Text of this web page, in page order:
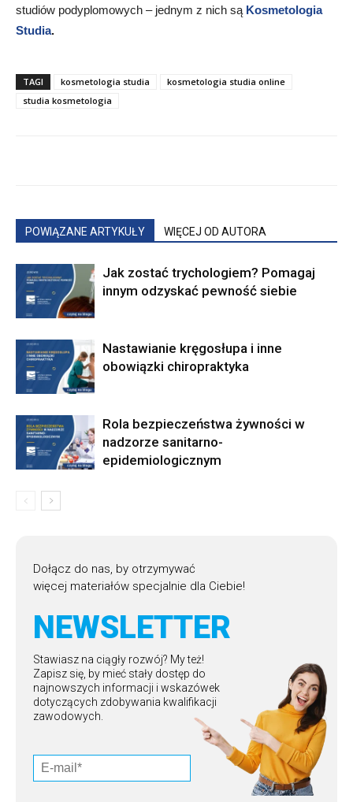
studiów podyplomowych – jednym z nich są Kosmetologia
Studia.
TAGI kosmetologia studia
kosmetologia studia online
studia kosmetologia
POWIĄZANE ARTYKUŁY WIĘCEJ OD AUTORA
Jak zostać trychologiem? Pomagaj
innym odzyskać pewność siebie
Nastawianie kręgosłupa i inne
obowiązki chiropraktyka
Rola bezpieczeństwa żywności w
nadzorze sanitarno-
epidemiologicznym
Dołącz do nas, by otrzymywać
więcej materiałów specjalnie dla Ciebie!
NEWSLETTER
Stawiasz na ciągły rozwój? My też!
Zapisz się, by mieć stały dostęp do
najnowszych informacji i wskazówek
dotyczących zdobywania kwalifikacji
zawodowych.